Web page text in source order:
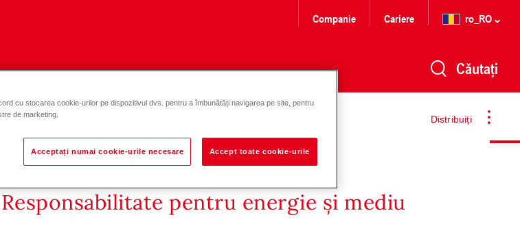
Companie Cariere ro_RO
Căutați
Distribuiți
Responsabilitate pentru energie și mediu
cu stocarea cookie-urilor pe dispozitivul dvs. pentru a îmbunătăți navigarea pe site, pentru
de marketing.
Acceptați numai cookie-urile necesare Accept toate cookie-urile